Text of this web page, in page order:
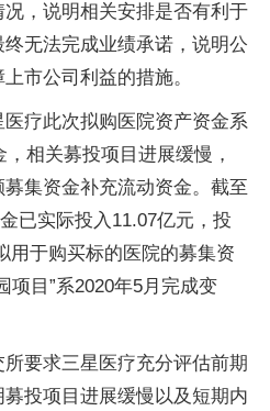
，说明相关安排是否有利于
无法完成业绩承诺，说明公
市公司利益的措施。
疗此次拟购医院资产资金系
相关募投项目进展缓慢，
集资金补充流动资金。截至
已实际投入11.07亿元，投
用于购买标的医院的募集资
项目”系2020年5月完成变
要求三星医疗充分评估前期
投项目进展缓慢以及短期内